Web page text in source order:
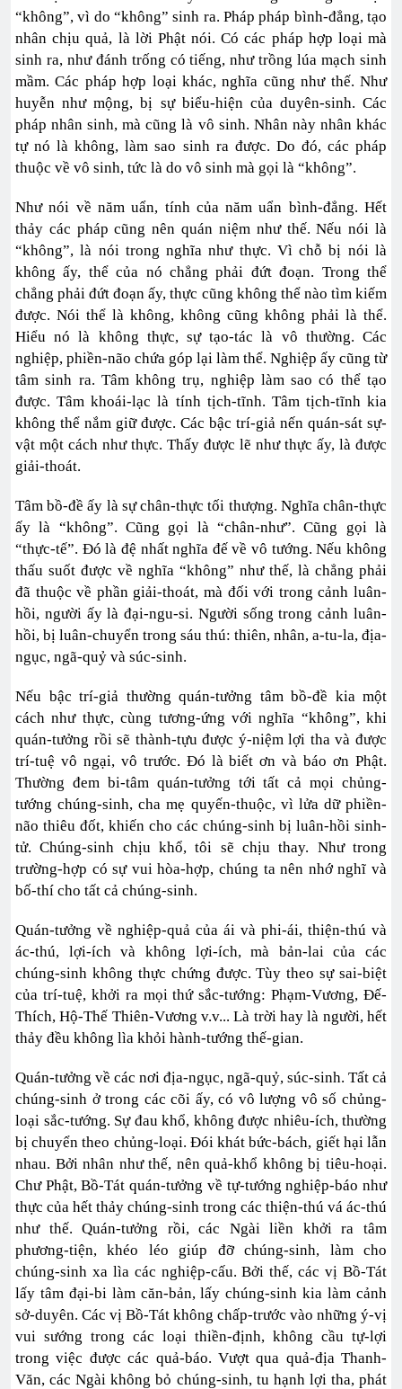
“không”, vì do “không” sinh ra. Pháp pháp bình-đẳng, tạo
nhân chịu quả, là lời Phật nói. Có các pháp hợp loại mà
sinh ra, như đánh trống có tiếng, như trồng lúa mạch sinh
mầm. Các pháp hợp loại khác, nghĩa cũng như thế. Như
huyễn như mộng, bị sự biểu-hiện của duyên-sinh. Các
pháp nhân sinh, mà cũng là vô sinh. Nhân này nhân khác
tự nó là không, làm sao sinh ra được. Do đó, các pháp
thuộc về vô sinh, tức là do vô sinh mà gọi là “không”.
Như nói về năm uẩn, tính của năm uẩn bình-đẳng. Hết
thảy các pháp cũng nên quán niệm như thế. Nếu nói là
“không”, là nói trong nghĩa như thực. Vì chỗ bị nói là
không ấy, thể của nó chẳng phải đứt đoạn. Trong thể
chẳng phải đứt đoạn ấy, thực cũng không thể nào tìm kiếm
được. Nói thể là không, không cũng không phải là thể.
Hiểu nó là không thực, sự tạo-tác là vô thường. Các
nghiệp, phiền-não chứa góp lại làm thể. Nghiệp ấy cũng từ
tâm sinh ra. Tâm không trụ, nghiệp làm sao có thể tạo
được. Tâm khoái-lạc là tính tịch-tĩnh. Tâm tịch-tĩnh kia
không thể nắm giữ được. Các bậc trí-giả nến quán-sát sự-
vật một cách như thực. Thấy được lẽ như thực ấy, là được
giải-thoát.
Tâm bồ-đề ấy là sự chân-thực tối thượng. Nghĩa chân-thực
ấy là “không”. Cũng gọi là “chân-như”. Cũng gọi là
“thực-tế”. Đó là đệ nhất nghĩa đế về vô tướng. Nếu không
thấu suốt được về nghĩa “không” như thế, là chẳng phải
đã thuộc về phần giải-thoát, mà đối với trong cảnh luân-
hồi, người ấy là đại-ngu-si. Người sống trong cảnh luân-
hồi, bị luân-chuyển trong sáu thú: thiên, nhân, a-tu-la, địa-
ngục, ngã-quỷ và súc-sinh.
Nếu bậc trí-giả thường quán-tưởng tâm bồ-đề kia một
cách như thực, cùng tương-ứng với nghĩa “không”, khi
quán-tưởng rồi sẽ thành-tựu được ý-niệm lợi tha và được
trí-tuệ vô ngại, vô trước. Đó là biết ơn và báo ơn Phật.
Thường đem bi-tâm quán-tưởng tới tất cả mọi chủng-
tướng chúng-sinh, cha mẹ quyến-thuộc, vì lửa dữ phiền-
não thiêu đốt, khiến cho các chúng-sinh bị luân-hồi sinh-
tử. Chúng-sinh chịu khổ, tôi sẽ chịu thay. Như trong
trường-hợp có sự vui hòa-hợp, chúng ta nên nhớ nghĩ và
bố-thí cho tất cả chúng-sinh.
Quán-tưởng về nghiệp-quả của ái và phi-ái, thiện-thú và
ác-thú, lợi-ích và không lợi-ích, mà bản-lai của các
chúng-sinh không thực chứng được. Tùy theo sự sai-biệt
của trí-tuệ, khởi ra mọi thứ sắc-tướng: Phạm-Vương, Đế-
Thích, Hộ-Thế Thiên-Vương v.v... Là trời hay là người, hết
thảy đều không lìa khỏi hành-tướng thế-gian.
Quán-tưởng về các nơi địa-ngục, ngã-quỷ, súc-sinh. Tất cả
chúng-sinh ở trong các cõi ấy, có vô lượng vô số chủng-
loại sắc-tướng. Sự đau khổ, không được nhiêu-ích, thường
bị chuyển theo chủng-loại. Đói khát bức-bách, giết hại lẫn
nhau. Bởi nhân như thế, nên quả-khổ không bị tiêu-hoại.
Chư Phật, Bồ-Tát quán-tưởng về tự-tướng nghiệp-báo như
thực của hết thảy chúng-sinh trong các thiện-thú vá ác-thú
như thế. Quán-tưởng rồi, các Ngài liền khởi ra tâm
phương-tiện, khéo léo giúp đỡ chúng-sinh, làm cho
chúng-sinh xa lìa các nghiệp-cấu. Bởi thế, các vị Bồ-Tát
lấy tâm đại-bi làm căn-bản, lấy chúng-sinh kia làm cảnh
sở-duyên. Các vị Bồ-Tát không chấp-trước vào những ý-vị
vui sướng trong các loại thiền-định, không cầu tự-lợi
trong việc được các quả-báo. Vượt qua quả-địa Thanh-
Văn, các Ngài không bỏ chúng-sinh, tu hạnh lợi tha, phát